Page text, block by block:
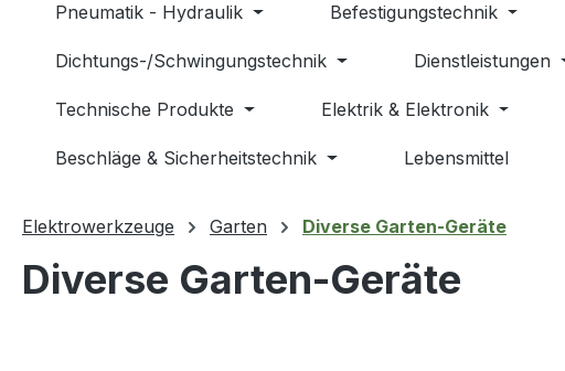
Pneumatik - Hydraulik Befestigungstechnik
Dichtungs-/Schwingungstechnik Dienstleistungen
Technische Produkte Elektrik & Elektronik
Beschläge & Sicherheitstechnik Lebensmittel
Elektrowerkzeuge Garten Diverse Garten-Geräte
Diverse Garten-Geräte